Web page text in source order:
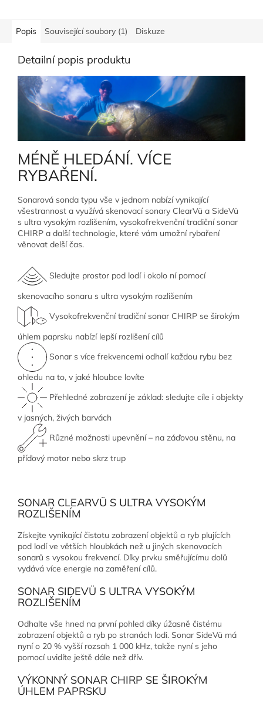
Popis Související soubory (1) Diskuze
Detailní popis produktu
MÉNĚ HLEDÁNÍ. VÍCE
RYBAŘENÍ.
Sonarová sonda typu vše v jednom nabízí vynikající
všestrannost a využívá skenovací sonary ClearVü a SideVü
s ultra vysokým rozlišením, vysokofrekvenční tradiční sonar
CHIRP a další technologie, které vám umožní rybaření
věnovat delší čas.
Sledujte prostor pod lodí i okolo ní pomocí
skenovacího sonaru s ultra vysokým rozlišením
Vysokofrekvenční tradiční sonar CHIRP se širokým
úhlem paprsku nabízí lepší rozlišení cílů
Sonar s více frekvencemi odhalí každou rybu bez
ohledu na to, v jaké hloubce lovíte
Přehledné zobrazení je základ: sledujte cíle i objekty
v jasných, živých barvách
Různé možnosti upevnění – na záďovou stěnu, na
příďový motor nebo skrz trup
SONAR CLEARVÜ S ULTRA VYSOKÝM
ROZLIŠENÍM
Získejte vynikající čistotu zobrazení objektů a ryb plujících
pod lodí ve větších hloubkách než u jiných skenovacích
sonarů s vysokou frekvencí. Díky prvku směřujícímu dolů
vydává více energie na zaměření cílů.
SONAR SIDEVÜ S ULTRA VYSOKÝM
ROZLIŠENÍM
Odhalte vše hned na první pohled díky úžasně čistému
zobrazení objektů a ryb po stranách lodi. Sonar SideVü má
nyní o 20 % vyšší rozsah 1 000 kHz, takže nyní s jeho
pomocí uvidíte ještě dále než dřív.
VÝKONNÝ SONAR CHIRP SE ŠIROKÝM
ÚHLEM PAPRSKU